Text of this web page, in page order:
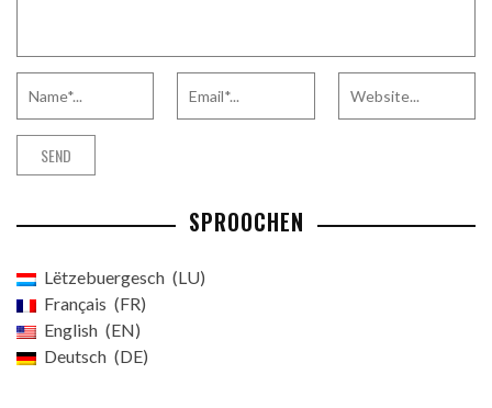
SPROOCHEN
Lëtzebuergesch
LU
Français
FR
English
EN
Deutsch
DE